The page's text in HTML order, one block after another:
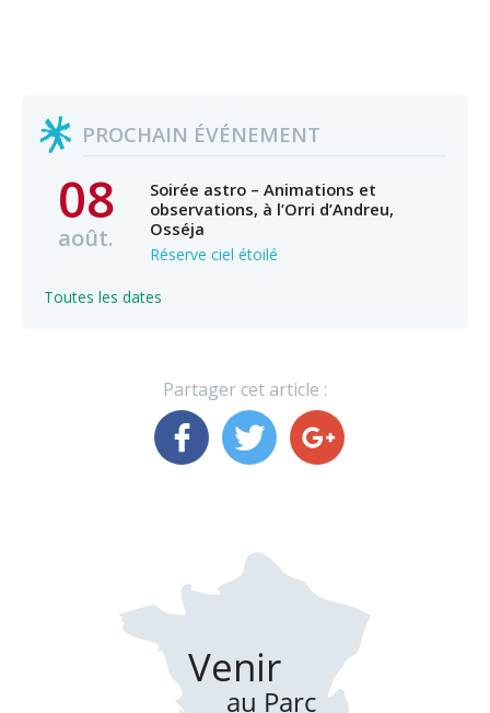
PROCHAIN ÉVÉNEMENT
08
août.
Soirée astro – Animations et
observations, à l’Orri d’Andreu,
Osséja
Réserve ciel étoilé
Toutes les dates
Partager cet article :